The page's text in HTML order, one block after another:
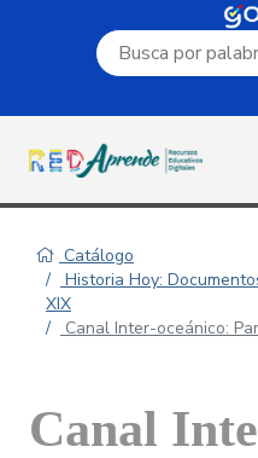
Campo de
Catálogo
Historia Hoy:
XIX
Canal Inter-oceánico:
Canal